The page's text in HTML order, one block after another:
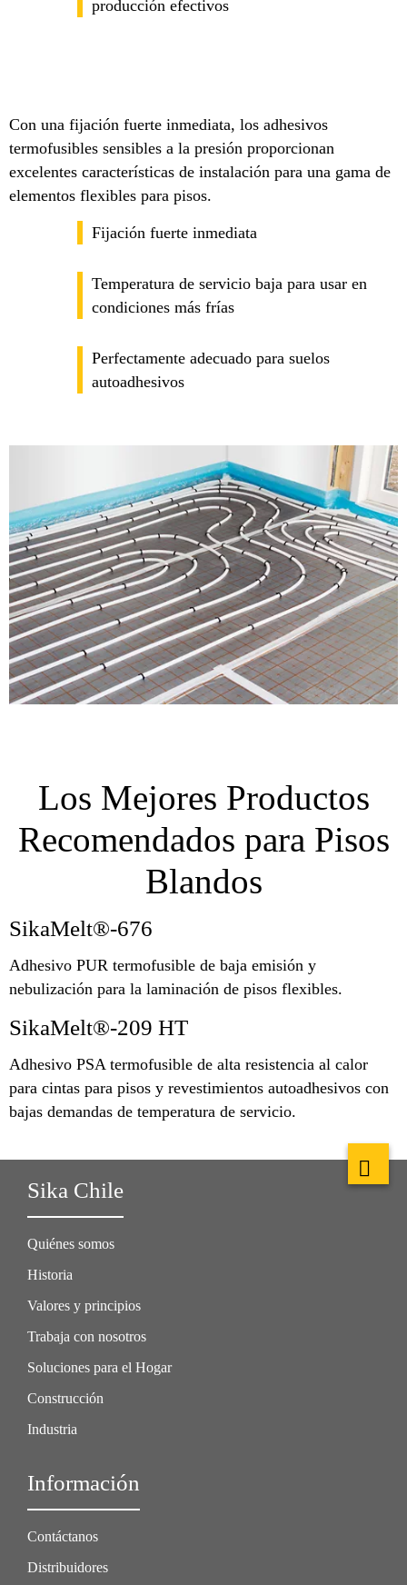
producción efectivos
Con una fijación fuerte inmediata, los adhesivos
termofusibles sensibles a la presión proporcionan
excelentes características de instalación para una gama de
elementos flexibles para pisos.
Fijación fuerte inmediata
Temperatura de servicio baja para usar en
condiciones más frías
Perfectamente adecuado para suelos
autoadhesivos
Los Mejores Productos
Recomendados para Pisos
Blandos
SikaMelt®-676
Adhesivo PUR termofusible de baja emisión y
nebulización para la laminación de pisos flexibles.
SikaMelt®-209 HT
Adhesivo PSA termofusible de alta resistencia al calor
para cintas para pisos y revestimientos autoadhesivos con
bajas demandas de temperatura de servicio.
Sika Chile
Quiénes somos
Historia
Valores y principios
Trabaja con nosotros
Soluciones para el Hogar
Construcción
Industria
Información
Contáctanos
Distribuidores